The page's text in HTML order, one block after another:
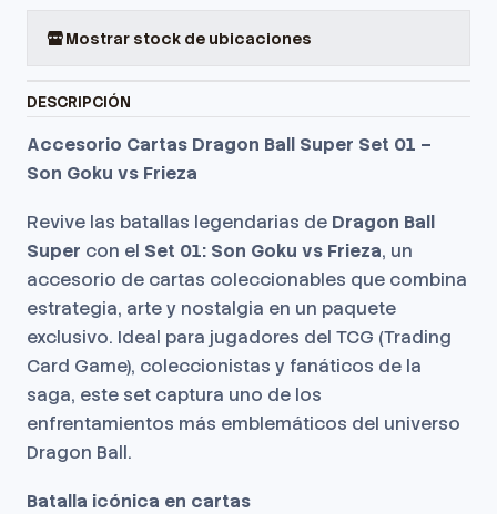
Mostrar stock de ubicaciones
DESCRIPCIÓN
Accesorio Cartas Dragon Ball Super Set 01 –
Son Goku vs Frieza
Revive las batallas legendarias de Dragon Ball
Super con el Set 01: Son Goku vs Frieza, un
accesorio de cartas coleccionables que combina
estrategia, arte y nostalgia en un paquete
exclusivo. Ideal para jugadores del TCG (Trading
Card Game), coleccionistas y fanáticos de la
saga, este set captura uno de los
enfrentamientos más emblemáticos del universo
Dragon Ball.
Batalla icónica en cartas